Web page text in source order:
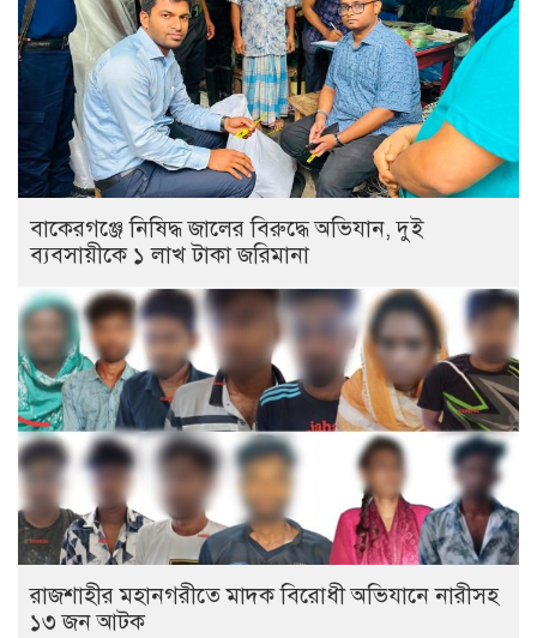
বাকেরগঞ্জে নিষিদ্ধ জালের বিরুদ্ধে অভিযান, দুই
ব্যবসায়ীকে ১ লাখ টাকা জরিমানা
রাজশাহীর মহানগরীতে মাদক বিরোধী অভিযানে নারীসহ
১৩ জন আটক